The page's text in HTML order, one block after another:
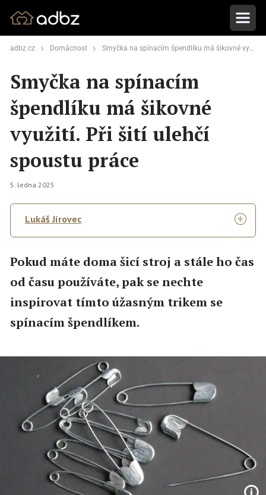
adbz.cz Domácnost Smyčka na spínacím špendlíku má šikovné využití. Při šití ulehčí spoustu práce
Smyčka na spínacím
špendlíku má šikovné
využití. Při šití ulehčí
spoustu práce
5. ledna 2025
Lukáš Jírovec
Pokud máte doma šicí stroj a stále ho čas
od času používáte, pak se nechte
inspirovat tímto úžasným trikem se
spínacím špendlíkem.